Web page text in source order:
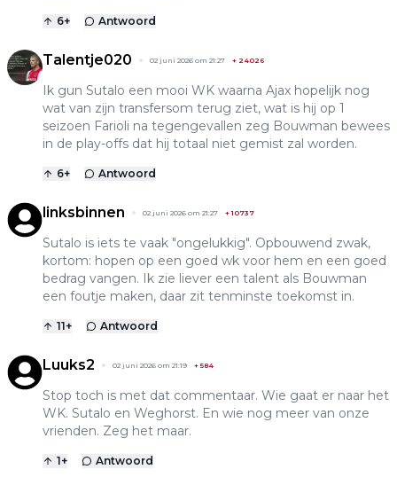
6+ Antwoord
Talentje020 02 juni 2026 om 21:27 + 24026
Ik gun Sutalo een mooi WK waarna Ajax hopelijk nog
wat van zijn transfersom terug ziet, wat is hij op 1
seizoen Farioli na tegengevallen zeg Bouwman bewees
in de play-offs dat hij totaal niet gemist zal worden.
6+ Antwoord
linksbinnen 02 juni 2026 om 21:27 +10737
Sutalo is iets te vaak "ongelukkig". Opbouwend zwak,
kortom: hopen op een goed wk voor hem en een goed
bedrag vangen. Ik zie liever een talent als Bouwman
een foutje maken, daar zit tenminste toekomst in.
11+ Antwoord
Luuks2 02 juni 2026 om 21:19 + 584
Stop toch is met dat commentaar. Wie gaat er naar het
WK. Sutalo en Weghorst. En wie nog meer van onze
vrienden. Zeg het maar.
1+ Antwoord